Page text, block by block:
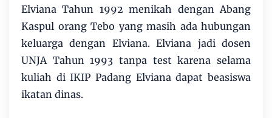
Elviana Tahun 1992 menikah dengan Abang
Kaspul orang Tebo yang masih ada hubungan
keluarga dengan Elviana. Elviana jadi dosen
UNJA Tahun 1993 tanpa test karena selama
kuliah di IKIP Padang Elviana dapat beasiswa
ikatan dinas.